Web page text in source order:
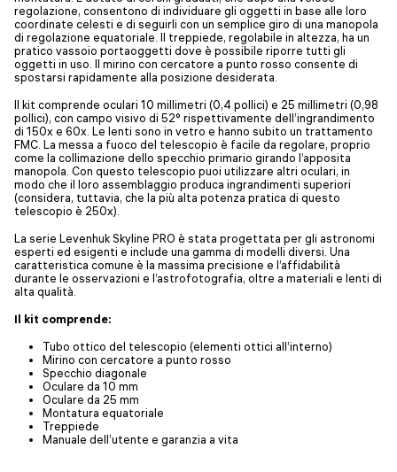
regolazione, consentono di individuare gli oggetti in base alle loro
coordinate celesti e di seguirli con un semplice giro di una manopola
di regolazione equatoriale. Il treppiede, regolabile in altezza, ha un
pratico vassoio portaoggetti dove è possibile riporre tutti gli
oggetti in uso. Il mirino con cercatore a punto rosso consente di
spostarsi rapidamente alla posizione desiderata.
Il kit comprende oculari 10 millimetri (0,4 pollici) e 25 millimetri (0,98
pollici), con campo visivo di 52° rispettivamente dell’ingrandimento
di 150x e 60x. Le lenti sono in vetro e hanno subito un trattamento
FMC. La messa a fuoco del telescopio è facile da regolare, proprio
come la collimazione dello specchio primario girando l’apposita
manopola. Con questo telescopio puoi utilizzare altri oculari, in
modo che il loro assemblaggio produca ingrandimenti superiori
(considera, tuttavia, che la più alta potenza pratica di questo
telescopio è 250x).
La serie Levenhuk Skyline PRO è stata progettata per gli astronomi
esperti ed esigenti e include una gamma di modelli diversi. Una
caratteristica comune è la massima precisione e l’affidabilità
durante le osservazioni e l’astrofotografia, oltre a materiali e lenti di
alta qualità.
Il kit comprende:
Tubo ottico del telescopio (elementi ottici all’interno)
Mirino con cercatore a punto rosso
Specchio diagonale
Oculare da 10 mm
Oculare da 25 mm
Montatura equatoriale
Treppiede
Manuale dell’utente e garanzia a vita